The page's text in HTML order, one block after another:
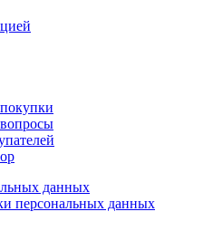
данных
персональных данных